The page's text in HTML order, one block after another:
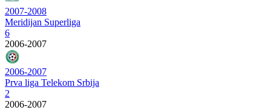
2007-2008
Meridijan Superliga
6
2006-2007
2006-2007
Prva liga Telekom Srbija
2
2006-2007